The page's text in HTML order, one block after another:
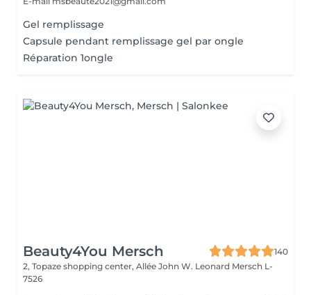
Gel remplissage
Capsule pendant remplissage gel par ongle
Réparation 1ongle
Beauty4You Mersch
140
2, Topaze shopping center, Allée John W. Leonard Mersch L-
7526